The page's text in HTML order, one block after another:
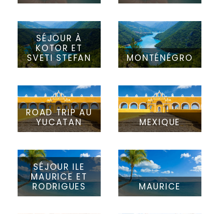
SÉJOUR À
KOTOR ET
SVETI STEFAN
MONTÉNÉGRO
ROAD TRIP AU
YUCATAN
MEXIQUE
SÉJOUR ILE
MAURICE ET
RODRIGUES
MAURICE